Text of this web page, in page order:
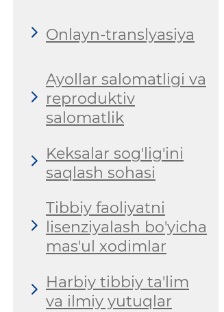
Onlayn-translyasiya
Ayollar salomatligi va
reproduktiv
salomatlik
Keksalar sog'lig'ini
saqlash sohasi
Tibbiy faoliyatni
lisenziyalash bo'yicha
mas'ul xodimlar
Harbiy tibbiy ta'lim
va ilmiy yutuqlar